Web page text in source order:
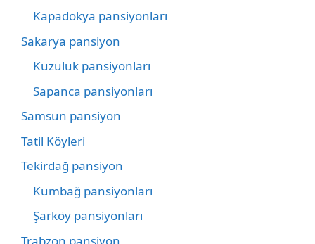
Kapadokya pansiyonları
Sakarya pansiyon
Kuzuluk pansiyonları
Sapanca pansiyonları
Samsun pansiyon
Tatil Köyleri
Tekirdağ pansiyon
Kumbağ pansiyonları
Şarköy pansiyonları
Trabzon pansiyon